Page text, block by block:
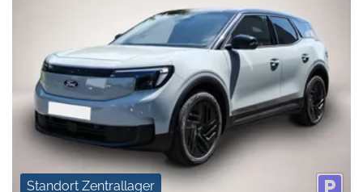
Standort Zentrallager